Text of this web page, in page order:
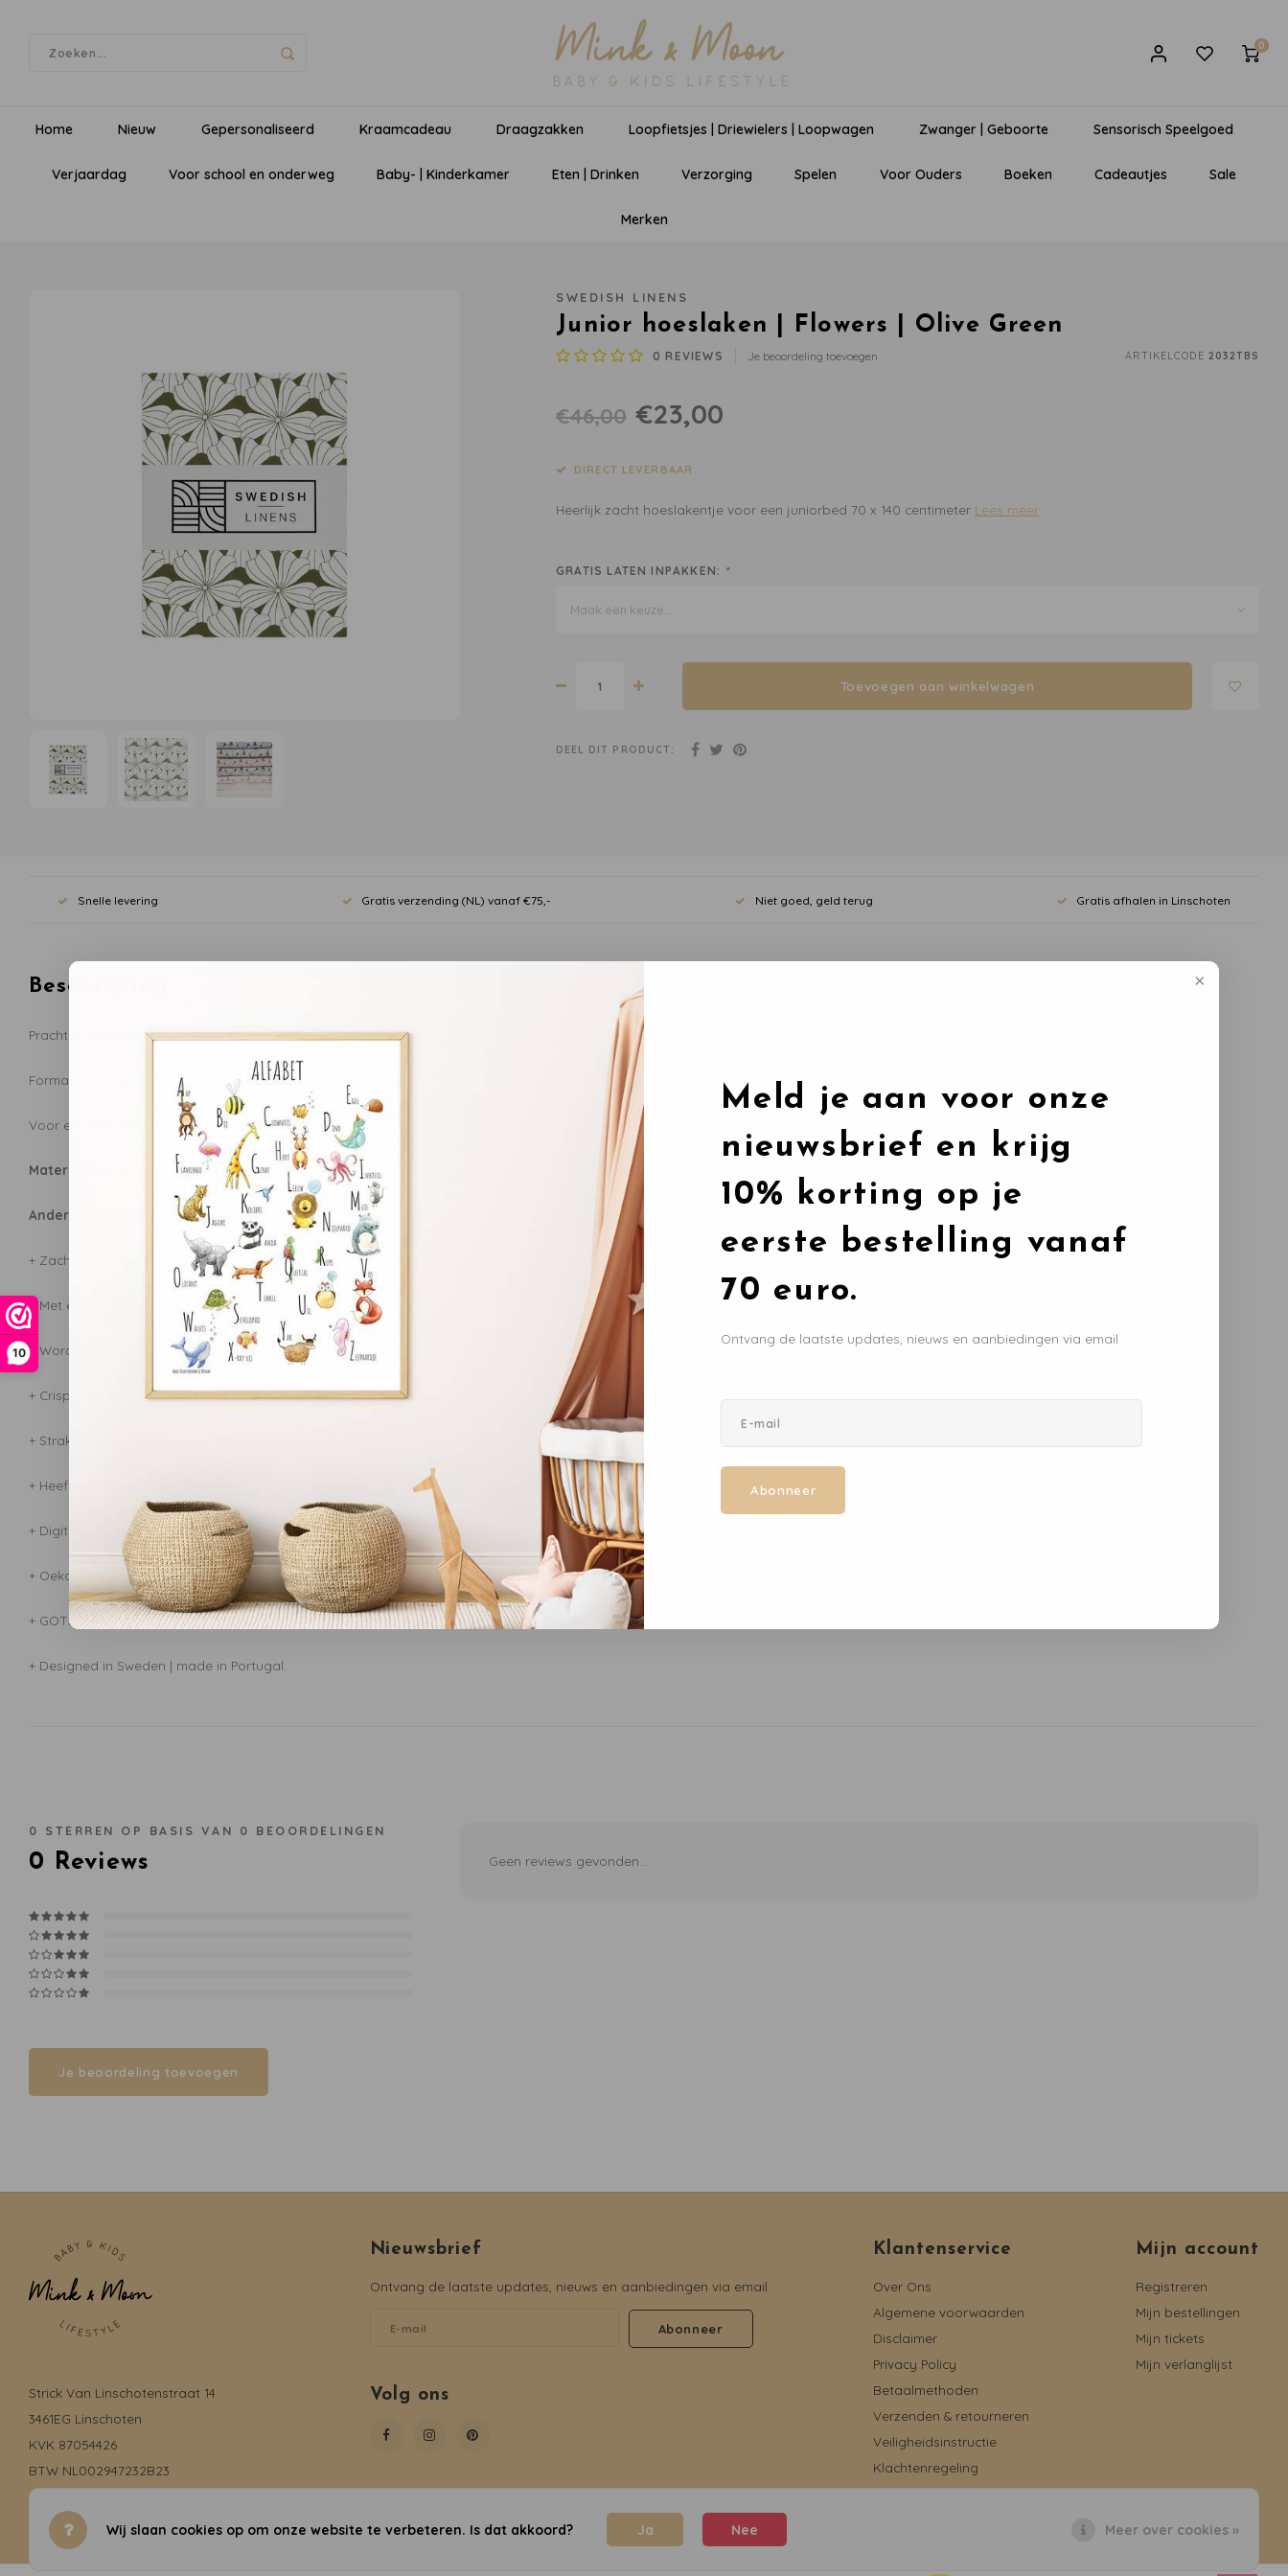
Meld je aan voor onze
nieuwsbrief en krijg
10% korting op je
eerste bestelling vanaf
70 euro.
Ontvang de laatste updates, nieuws en aanbiedingen via email
Abonneer
10
0
Home Nieuw Gepersonaliseerd Kraamcadeau Draagzakken Loopfietsjes | Driewielers | Loopwagen Zwanger | Geboorte Sensorisch Speelgoed
Verjaardag Voor school en onderweg Baby- | Kinderkamer Eten | Drinken Verzorging Spelen Voor Ouders Boeken Cadeautjes Sale
Merken
SWEDISH LINENS
Junior hoeslaken | Flowers | Olive Green
0 REVIEWS Je beoordeling toevoegen ARTIKELCODE 2032TBS
€46,00 €23,00
DIRECT LEVERBAAR
Heerlijk zacht hoeslakentje voor een juniorbed 70 x 140 centimeter Lees meer
GRATIS LATEN INPAKKEN: *
Maak een keuze...
Toevoegen aan winkelwagen
DEEL DIT PRODUCT:
Snelle levering Gratis verzending (NL) vanaf €75,- Niet goed, geld terug Gratis afhalen in Linschoten
Beschrijving
Prachtig hoeslaken met bloemen voor een juniorbed.
Formaat: 70 x140 cm
Voor een ikea bed neem dan 70 x 160 cm
Materiaal: 100% organic cotton percale. GOTS certified.
Andere belangrijke eigenschappen:
+ Zacht en ademend
+ Met elastische band die het laken op zijn plek houdt
+ Wordt zachter na iedere wasbeurt
+ Crisp & cool- helpt de lichaamstemperatuur op peil te houden
+ Strak geweven waardoor stof en mijt geen kans krijgen
+ Heeft een lange levensduur en kan dus jaren (&kids) mee
+ Digitaal geprint
+ Oeko-tex® certified, perfect voor de gevoelige huid van kinderen
+ GOTS certified
+ Designed in Sweden | made in Portugal.
0 STERREN OP BASIS VAN 0 BEOORDELINGEN
0 Reviews
Je beoordeling toevoegen
Geen reviews gevonden...
Strick Van Linschotenstraat 14
3461EG Linschoten
KVK 87054426
BTW NL002947232B23
06-19735816
info@mink-moon.nl
Nieuwsbrief
Ontvang de laatste updates, nieuws en aanbiedingen via email
Abonneer
Volg ons
Klantenservice
Over Ons
Algemene voorwaarden
Disclaimer
Privacy Policy
Betaalmethoden
Verzenden & retourneren
Veiligheidsinstructie
Klachtenregeling
Reviews
Mijn account
Registreren
Mijn bestellingen
Mijn tickets
Mijn verlanglijst
Wij slaan cookies op om onze website te verbeteren. Is dat akkoord? Ja Nee Meer over cookies »